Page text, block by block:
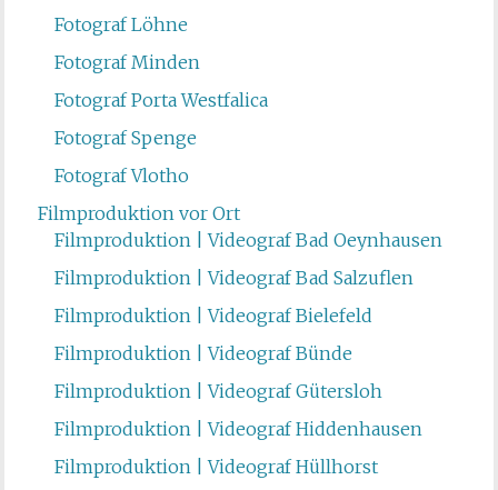
Fotograf Löhne
Fotograf Minden
Fotograf Porta Westfalica
Fotograf Spenge
Fotograf Vlotho
Filmproduktion vor Ort
Filmproduktion | Videograf Bad Oeynhausen
Filmproduktion | Videograf Bad Salzuflen
Filmproduktion | Videograf Bielefeld
Filmproduktion | Videograf Bünde
Filmproduktion | Videograf Gütersloh
Filmproduktion | Videograf Hiddenhausen
Filmproduktion | Videograf Hüllhorst